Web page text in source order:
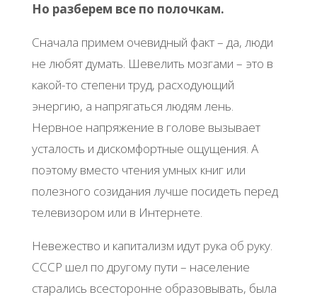
Но разберем все по полочкам.
Сначала примем очевидный факт – да, люди
не любят думать. Шевелить мозгами – это в
какой-то степени труд, расходующий
энергию, а напрягаться людям лень.
Нервное напряжение в голове вызывает
усталость и дискомфортные ощущения. А
поэтому вместо чтения умных книг или
полезного созидания лучше посидеть перед
телевизором или в Интернете.
Невежество и капитализм идут рука об руку.
СССР шел по другому пути – население
старались всесторонне образовывать, была